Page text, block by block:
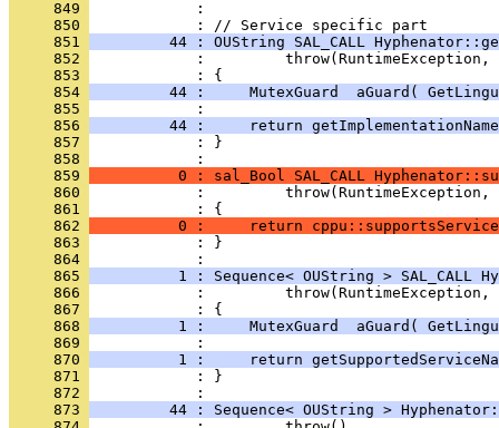
     849
            :
     850
     851
44 : OUString SAL_CALL
     852
     853
     854
44 :     MutexGuard  aGuard(
     855
     856
44 :     return
     857
            : }
     858
     859
0 : sal_Bool SAL_CALL
     860
     861
     862
0 :     return
     863
            : }
     864
     865
1 : Sequence< OUString > SAL_CALL
     866
     867
     868
1 :     MutexGuard  aGuard(
     869
     870
1 :     return
     871
            : }
     872
     873
44 : Sequence< OUString >